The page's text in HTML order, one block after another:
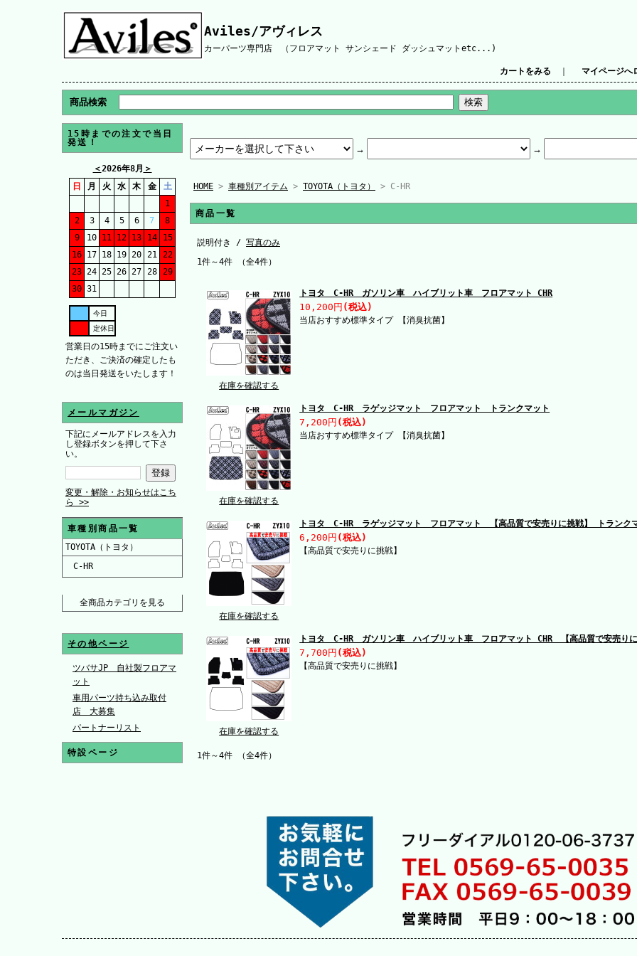
Aviles/アヴィレス
カーパーツ専門店 （フロアマット サンシェード ダッシュマットetc...)
カートをみる マイページへ
商品検索
15時までの注文で当日
発送！
＜2026年8月 ＞
日
月 火 水 木 金
土
1
2
3 4 5 6 7
8
9
10 11 12 13 14
15
16 17 18 19 20 21
22
23 24 25 26 27 28
29
30 31
今日
定休日
営業日の15時までにご注文い
ただき、ご決済の確定したも
のは当日発送をいたします！
メールマガジン
下記にメールアドレスを入力
し登録ボタンを押して下さ
い。
変更・解除・お知らせはこち
ら >>
車種別商品一覧
TOYOTA（トヨタ）
C-HR
全商品カテゴリを見る
その他ページ
ツバサJP 自社製フロアマ
ット
車用パーツ持ち込み取付
店 大募集
パートナーリスト
特設ページ
HOME > 車種別アイテム > TOYOTA（トヨタ） > C-HR
商品一覧
説明付き / 写真のみ
1件～4件 （全4件）
在庫を確認する
トヨタ C-HR ガソリン車 ハイブリット車 フロアマット CHR
10,200円 (税込)
当店おすすめ標準タイプ 【消臭抗菌】
在庫を確認する
トヨタ C-HR ラゲッジマット フロアマット トランクマット
7,200円 (税込)
当店おすすめ標準タイプ 【消臭抗菌】
在庫を確認する
トヨタ C-HR ラゲッジマット フロアマット 【高品質で安売りに挑戦】 トランク
6,200円 (税込)
【高品質で安売りに挑戦】
在庫を確認する
トヨタ C-HR ガソリン車 ハイブリット車 フロアマット CHR 【高品質で安売り
7,700円 (税込)
【高品質で安売りに挑戦】
1件～4件 （全4件）